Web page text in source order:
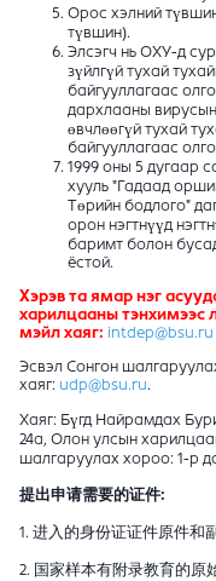
Орос хэлний
түвшин).
Элсэгч нь ОХУ-д
зүйлгүй тухай
байгууллагаас
дархлааны
өвчлөөгүй тухай
байгууллагаас
1999 оны 5 дугаар
хууль "Гадаад
Төрийн бодлого"
орон нэгтнүүд
баримт болон
ёстой.
Хэрэв та ямар нэг
харилцааны тэнхимээс
мэйл хаяг: intdep@bsu.ru
Эсвэл Сонгон
хаяг: udp@bsu.ru.
Хаяг: Бүгд Найрамдах
24а, Олон улсын
шалгаруулах хороо: 1-р
提出申请需要的证件:
1. 进入的身份证证件原件和
2. 国家样本有附录教育的原